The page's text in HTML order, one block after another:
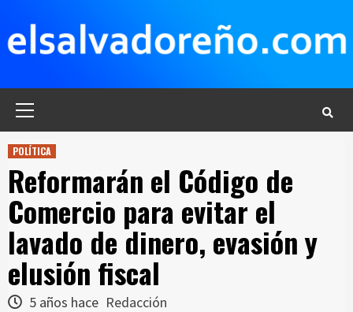
contenido
POLÍTICA
Reformarán el Código de
Comercio para evitar el
lavado de dinero, evasión y
elusión fiscal
5 años hace Redacción